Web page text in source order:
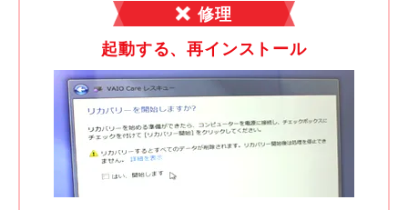
修理
起動する、再インストール